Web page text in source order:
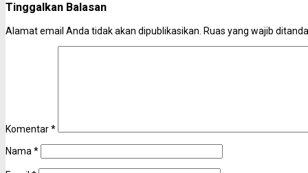
Tinggalkan Balasan
Alamat email Anda tidak akan dipublikasikan. Ruas yang wajib
Komentar*
Nama *